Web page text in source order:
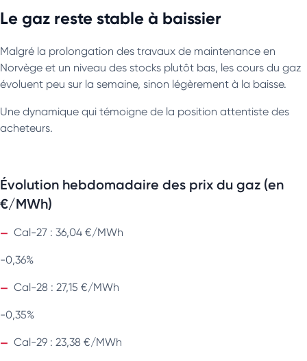
Le gaz reste stable à baissier
Malgré la prolongation des travaux de maintenance en
Norvège et un niveau des stocks plutôt bas, les cours du gaz
évoluent peu sur la semaine, sinon légèrement à la baisse.
Une dynamique qui témoigne de la position attentiste des
acheteurs.
Évolution hebdomadaire des prix du gaz (en
€/MWh)
Cal-27 : 36,04 €/MWh
-0,36%
Cal-28 : 27,15 €/MWh
-0,35%
Cal-29 : 23,38 €/MWh